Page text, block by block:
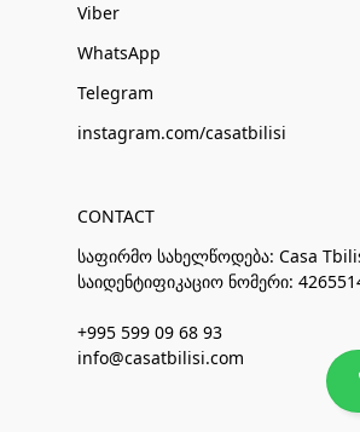
Viber
WhatsApp
Telegram
instagram.com/casatbilisi
CONTACT
საფირმო სახელწოდება: Casa
საიდენტიფიკაციო ნომერი:
+995 599 09 68 93
info@casatbilisi.com